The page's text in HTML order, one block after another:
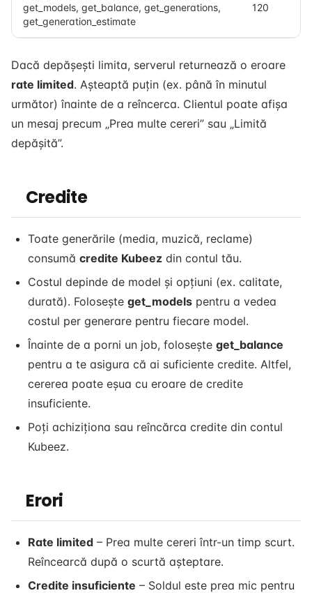
get_models, get_balance, get_generations,
get_generation_estimate
120
Dacă depășești limita, serverul returnează o eroare
rate limited. Așteaptă puțin (ex. până în minutul
următor) înainte de a reîncerca. Clientul poate afișa
un mesaj precum „Prea multe cereri” sau „Limită
depășită”.
Credite
Toate generările (media, muzică, reclame)
consumă credite Kubeez din contul tău.
Costul depinde de model și opțiuni (ex. calitate,
durată). Folosește get_models pentru a vedea
costul per generare pentru fiecare model.
Înainte de a porni un job, folosește get_balance
pentru a te asigura că ai suficiente credite. Altfel,
cererea poate eșua cu eroare de credite
insuficiente.
Poți achiziționa sau reîncărca credite din contul
Kubeez.
Erori
Rate limited – Prea multe cereri într-un timp scurt.
Reîncearcă după o scurtă așteptare.
Credite insuficiente – Soldul este prea mic pentru